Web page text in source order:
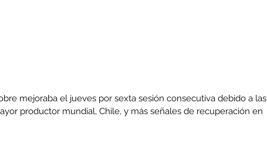
mejoraba el jueves por sexta sesión consecutiva debido a las
productor mundial, Chile, y más señales de recuperación en